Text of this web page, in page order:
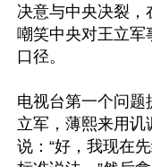
决意与中央决裂，
嘲笑中央对王立军
口径。
电视台第一个问题
立军，薄熙来用讥
说：“好，我现在